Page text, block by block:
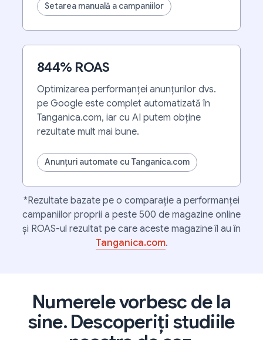
Setarea manuală a campaniilor
844% ROAS
Optimizarea performanței anunțurilor dvs.
pe Google este complet automatizată în
Tanganica.com, iar cu AI putem obține
rezultate mult mai bune.
Anunțuri automate cu Tanganica.com
*Rezultate bazate pe o comparație a performanței
campaniilor proprii a peste 500 de magazine online
și ROAS-ul rezultat pe care aceste magazine îl au în
Tanganica.com.
Numerele vorbesc de la
sine. Descoperiți studiile